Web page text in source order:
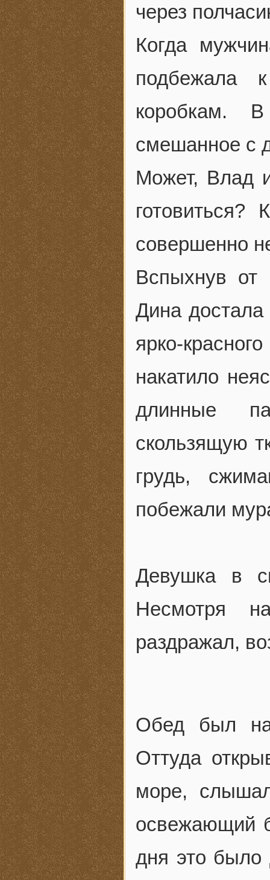
через
Когда
подбежала
коробкам.
смешанное с
Может, Влад
совершенно
Вспыхнув от
Дина достала
ярко-
накатило
длинные
скользящую
грудь,
побежали
Девушка в
Несмотря
раздражал,
Обед был
Оттуда
море,
освежающий
дня это было